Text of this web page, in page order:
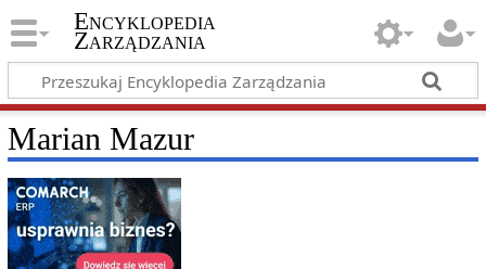
Encyklopedia
Zarządzania
Marian Mazur